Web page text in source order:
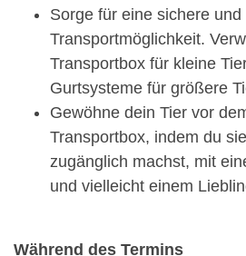
Sorge für eine sichere
Transportmöglichkeit.
Transportbox für kleine
Gurtsysteme für größere
Gewöhne dein Tier vor
Transportbox, indem du
zugänglich machst, mit
und vielleicht einem
Während des Termins